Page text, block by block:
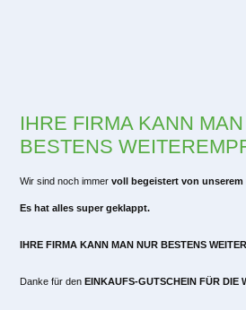
IHRE FIRMA KANN
BESTENS
Wir sind noch immervoll begeistert von unserem
Es hat alles super geklappt.
IHRE FIRMA KANN MAN NUR BESTENS
Danke für den EINKAUFS-GUTSCHEIN FÜR DIE